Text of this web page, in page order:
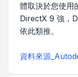
體取決於您使用
DirectX 9 強，
依此類推。
資料來源